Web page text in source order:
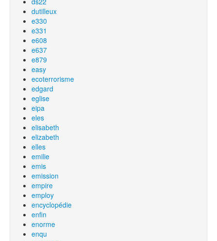
dutilleux
e330
e331
e608
e637
e879
easy
ecoterrorisme
edgard
eglise
eipa
eles
elisabeth
elizabeth
elles
emilie
emis
emission
empire
employ
encyclopédie
enfin
enorme
enqu